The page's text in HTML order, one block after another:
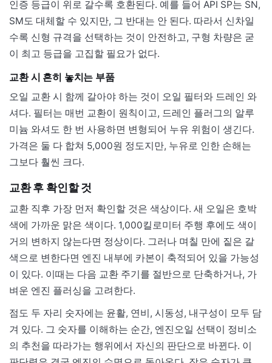
인증 등급이 위로 갈수록 호환된다. 예를 들어 API SP는 SN,
SM도 대체할 수 있지만, 그 반대는 안 된다. 따라서 신차일
수록 신형 규격을 선택하는 것이 안전하고, 구형 차량은 굳
이 최고 등급을 고집할 필요가 없다.
교환 시 흔히 놓치는 부품
오일 교환 시 함께 갈아야 하는 것이 오일 필터와 드레인 와
셔다. 필터는 매번 교환이 원칙이고, 드레인 플러그의 알루
미늄 와셔도 한 번 사용하면 변형되어 누유 위험이 생긴다.
가격은 둘 다 합쳐 5,000원 정도지만, 누유로 인한 손해는
그보다 훨씬 크다.
교환 후 확인할 것
교환 직후 가장 먼저 확인할 것은 색상이다. 새 오일은 호박
색에 가까운 맑은 색이다. 1,000킬로미터 주행 후에도 색이
거의 변하지 않는다면 정상이다. 그러나 며칠 만에 짙은 갈
색으로 변한다면 엔진 내부에 카본이 축적되어 있을 가능성
이 있다. 이때는 다음 교환 주기를 절반으로 단축하거나, 가
벼운 엔진 플러싱을 고려한다.
점도 두 자리 숫자에는 윤활, 연비, 시동성, 내구성이 모두 담
겨 있다. 그 숫자를 이해하는 순간, 엔진오일 선택이 정비소
의 추천을 따라가는 행위에서 자신의 판단으로 바뀐다. 이